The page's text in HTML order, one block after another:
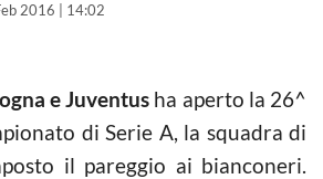
2016 | 14:02
e Juventus ha aperto la 26^
di Serie A, la squadra di
il pareggio ai bianconeri.